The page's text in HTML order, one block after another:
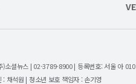
소셜뉴스 | 02-3789-8900 | 등록번호: 서울 아
채석원 | 청소년 보호 책임자 : 손기영